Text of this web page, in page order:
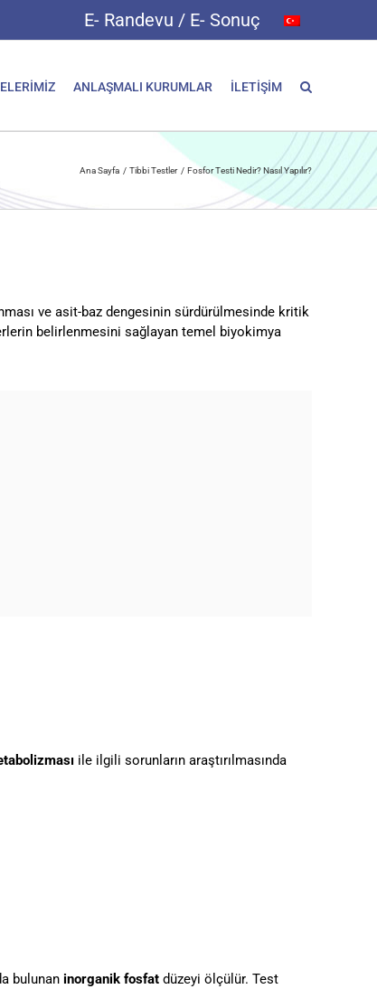
E- Randevu / E- Sonuç
ANLAŞMALI KURUMLAR İLETİŞİM
Ana Sayfa Tibbi Testler Fosfor Testi Nedir? Nasıl Yapılır?
ve asit-baz dengesinin sürdürülmesinde kritik
belirlenmesini sağlayan temel biyokimya
ile ilgili sorunların araştırılmasında
bulunan inorganik fosfatdüzeyi ölçülür. Test